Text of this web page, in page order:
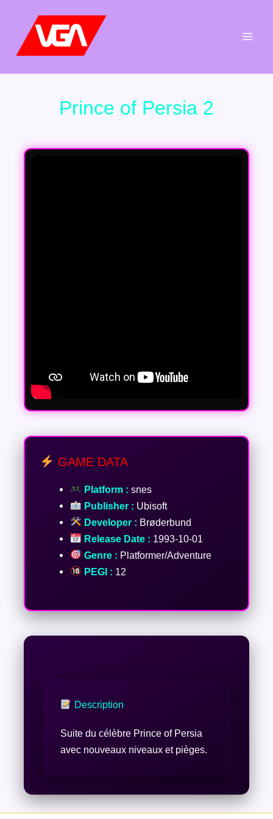
contenu
Prince of Persia 2
GAME DATA
Platform : snes
Publisher : Ubisoft
Developer : Brøderbund
Release Date : 1993-10-01
Genre : Platformer/Adventure
PEGI : 12
Description
Suite du célèbre Prince of Persia
avec nouveaux niveaux et pièges.